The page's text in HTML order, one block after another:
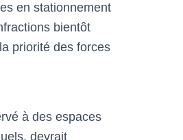
en stationnement
bientôt
priorité des forces
à des espaces
devrait